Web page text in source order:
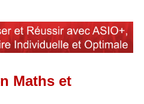
Maths et